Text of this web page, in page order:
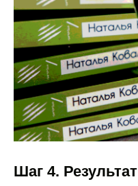
Шаг 4. Результат